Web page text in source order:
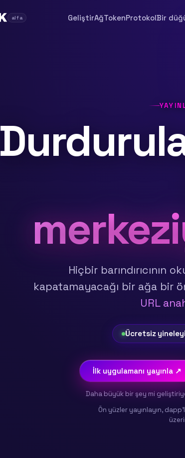
alfa GeliştirAğTokenProtokolBir
Hiçbir barındırıcının
kapatamayacağı bir ağa bir
URL
Ücretsiz
İlk uygulamanı yayınla ↗
Daha büyük bir şey mi
Ön yüzler yayınlayın,